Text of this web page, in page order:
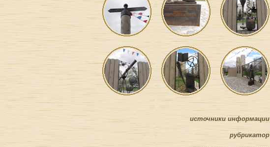
источники информации
рубрикатор